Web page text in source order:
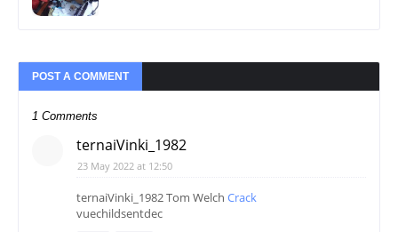
POST A COMMENT
1 Comments
ternaiVinki_1982
23 May 2022 at 12:50
ternaiVinki_1982 Tom Welch Crack
vuechildsentdec